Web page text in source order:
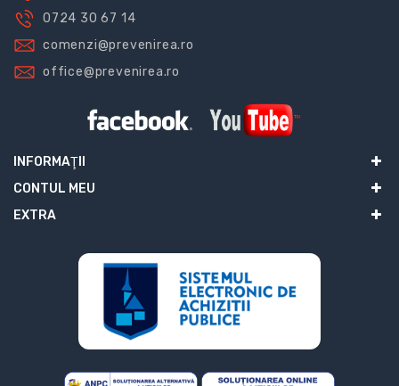
0724 30 67 14
comenzi@prevenirea.ro
office@prevenirea.ro
INFORMAŢII
CONTUL MEU
EXTRA